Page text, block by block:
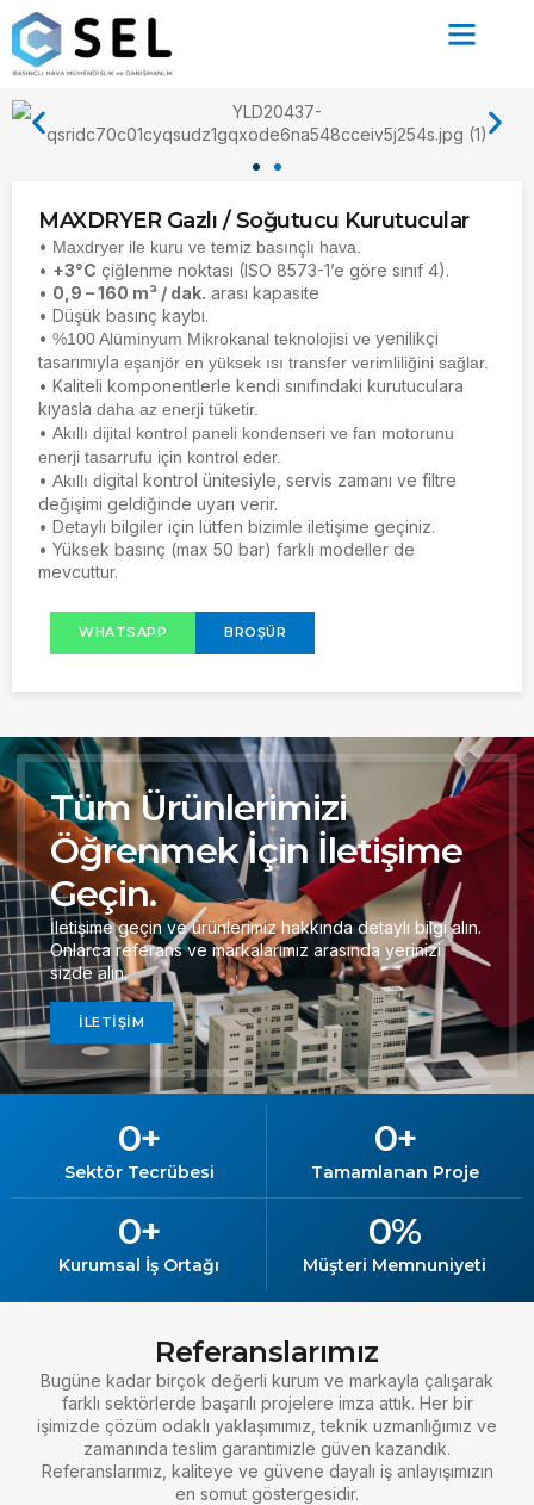
MAXDRYER Gazlı / Soğutucu Kurutucular
• Maxdryer ile kuru ve temiz basınçlı hava.
• +3°C çiğlenme noktası (ISO 8573-1’e göre sınıf 4).
• 0,9 – 160 m³ / dak. arası kapasite
• Düşük basınç kaybı.
• %100 Alüminyum Mikrokanal teknolojisi ve yenilikçi
tasarımıyla eşanjör en yüksek ısı transfer verimliliğini sağlar.
• Kaliteli komponentlerle kendi sınıfındaki kurutuculara
kıyasla daha az enerji tüketir.
• Akıllı dijital kontrol paneli kondenseri ve fan motorunu
enerji tasarrufu için kontrol eder.
• Akıllı digital kontrol ünitesiyle, servis zamanı ve filtre
değişimi geldiğinde uyarı verir.
• Detaylı bilgiler için lütfen bizimle iletişime geçiniz.
• Yüksek basınç (max 50 bar) farklı modeller de
mevcuttur.
WHATSAPP BROŞÜR
Tüm Ürünlerimizi
Öğrenmek İçin İletişime
Geçin.
İletişime geçin ve ürünlerimiz hakkında detaylı bilgi alın.
Onlarca referans ve markalarımız arasında yerinizi
sizde alın.
İLETIŞIM
Sektör Tecrübesi
0+
Tamamlanan Proje
0+
Kurumsal İş Ortağı
0+
Müşteri Memnuniyeti
0%
Referanslarımız
Bugüne kadar birçok değerli kurum ve markayla çalışarak
farklı sektörlerde başarılı projelere imza attık. Her bir
işimizde çözüm odaklı yaklaşımımız, teknik uzmanlığımız ve
zamanında teslim garantimizle güven kazandık.
Referanslarımız, kaliteye ve güvene dayalı iş anlayışımızın
en somut göstergesidir.